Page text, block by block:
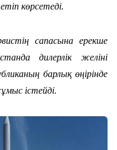
көрсетеді.
сапасына ерекше
дилерлік желіні
барлық өңірінде
істейді.